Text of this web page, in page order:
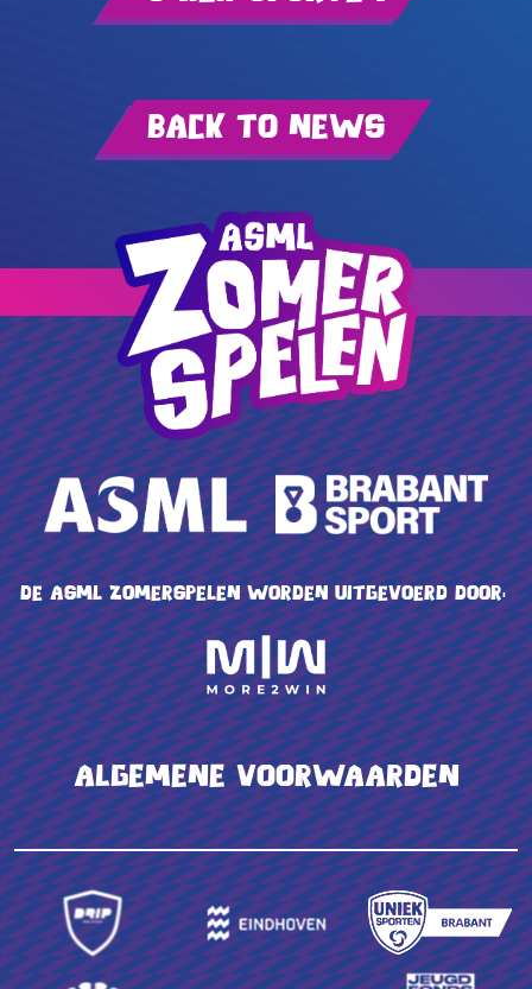
Back to news
De ASML Zomerspelen worden uitgevoerd door:
Algemene voorwaarden